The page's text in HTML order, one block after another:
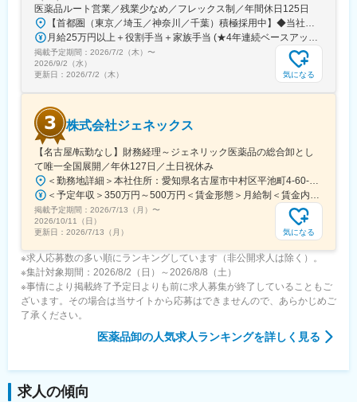
医薬品ルート営業／残業少なめ／フレックス制／年間休日125日
【首都圏（東京／埼玉／神奈川／千葉）積極採用中】◆当社が展開する【北海道／関東／首都圏／中部／近畿／九州】の各事業所へご希望を考慮した上で配属となります。【北海道】北海道【関東】栃木／群馬／茨城／長野／山梨／新潟【首都圏】東京／埼玉／神奈川／千葉★積極採用エリア【中部】静岡／愛知／三重／岐阜【近畿】滋賀／兵庫／大阪／京都／奈良／和歌山【九州】福岡／長崎／熊本／大分／宮崎／鹿児島各事業所の詳細については、弊社HPよりご確認ください※「企業情報」→「拠点」よりご確認いただけます。屋内禁煙(※喫煙室あり※禁煙タイムあり※喫煙室での就労はありません)
月給25万円以上＋役割手当＋家族手当 (★4年連続ベースアップ実施！)※時間外手当別途支給※年齢、経験、能力を考慮の上、優遇します
掲載予定期間： 2026/7/2（木） 〜
2026/9/2（水）
更新日： 2026/7/2（木） 気になる
株式会社ジェネックス
【名古屋/転勤なし】財務経理～ジェネリック医薬品の総合卸とし
て唯一全国展開／年休127日／土日祝休み
＜勤務地詳細＞本社住所：愛知県名古屋市中村区平池町4-60-12 グローバルゲート27F受動喫煙対策：敷地内喫煙可能場所あり変更の範囲：無
＜予定年収＞350万円～500万円＜賃金形態＞月給制＜賃金内訳＞月額（基本給）：250,000円～357,000円＜月給＞250,000円～357,000円＜昇給有無＞有＜残業手当＞有＜給与補足＞昇給：年１回（３月）賞与：年２回（6月、12月）※経験、スキルに応じて相談のうえ決定いたします※残業手当は別途支給30歳年収：350万円／月給25万円+賞与35歳年収：400万円／月給28.5万円+賞与賃金はあくまでも目安の金額であり、選考を通じて上下する可能性があります。月給(月額)は固定手当を含めた表記です。
掲載予定期間： 2026/7/13（月） 〜
2026/10/11（日）
更新日： 2026/7/13（月） 気になる
※求人応募数の多い順にランキングしています（非公開求人は除く）。
※集計対象期間：2026/8/2（日）～2026/8/8（土）
※事情により掲載終了予定日よりも前に求人募集が終了していることもご
ざいます。その場合は当サイトから応募はできませんので、あらかじめご
了承ください。
医薬品卸の人気求人ランキングを詳しく見る
求人の傾向